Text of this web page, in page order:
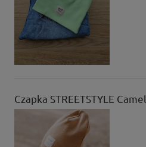
Czapka STREETSTYLE Camel